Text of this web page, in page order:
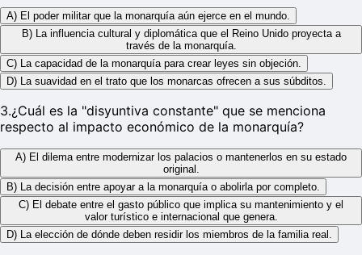
A) El poder militar que la monarquía aún ejerce en el mundo.
B) La influencia cultural y diplomática que el Reino Unido proyecta a
través de la monarquía.
C) La capacidad de la monarquía para crear leyes sin objeción.
D) La suavidad en el trato que los monarcas ofrecen a sus súbditos.
3.¿Cuál es la "disyuntiva constante" que se menciona
respecto al impacto económico de la monarquía?
A) El dilema entre modernizar los palacios o mantenerlos en su estado
original.
B) La decisión entre apoyar a la monarquía o abolirla por completo.
C) El debate entre el gasto público que implica su mantenimiento y el
valor turístico e internacional que genera.
D) La elección de dónde deben residir los miembros de la familia real.